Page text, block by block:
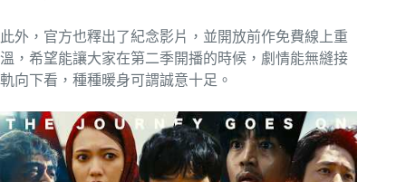
此外，官方也釋出了紀念影片，並開放前作免費線上重
溫，希望能讓大家在第二季開播的時候，劇情能無縫接
軌向下看，種種暖身可謂誠意十足。